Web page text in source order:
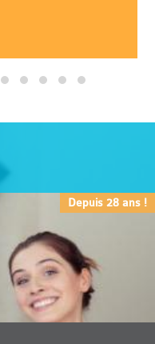
Depuis 28 ans !